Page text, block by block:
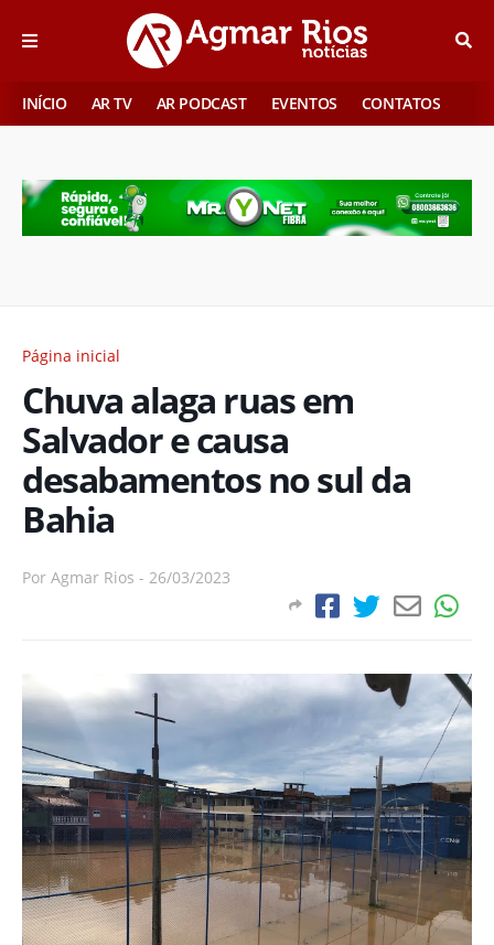
INÍCIO AR TV AR PODCAST EVENTOS CONTATOS
Página inicial
Chuva alaga ruas em
Salvador e causa
desabamentos no sul da
Bahia
Por Agmar Rios - 26/03/2023